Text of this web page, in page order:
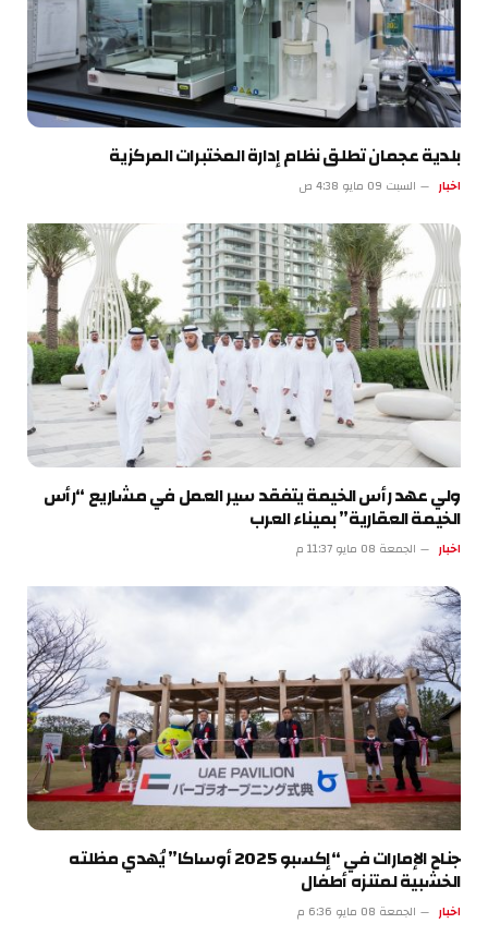
بلدية عجمان تطلق نظام إدارة المختبرات المركزية
اخبار السبت 09 مايو 4:38 ص
ولي عهد رأس الخيمة يتفقد سير العمل في مشاريع “رأس
الخيمة العقارية” بميناء العرب
اخبار الجمعة 08 مايو 11:37 م
جناح الإمارات في “إكسبو 2025 أوساكا” يُهدي مظلته
الخشبية لمتنزه أطفال
اخبار الجمعة 08 مايو 6:36 م